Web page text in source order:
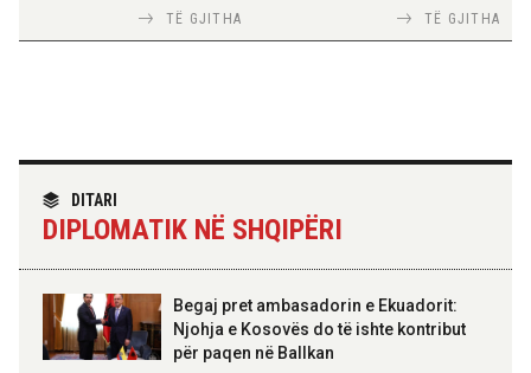
vendimeve të gjykatave
miliardë lekë në vit
17:26 05-08-2026
Nufi: Investim për zhvillimin e
17:24 05-08-2026
TË GJITHA TIRANA DIPLOMAT
TIRANA DIPLOMAT
Skënderbeut dhe Ismail
TË GJITHA
DITARI
DIPLOMATIK NË SHQIPËRI
Begaj pret ambasadorin e Ekuadorit:
Njohja e Kosovës do të ishte kontribut
për paqen në Ballkan